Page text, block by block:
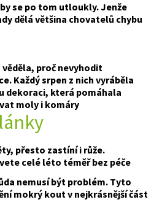
se po tom utloukly. Jenže
dělá většina chovatelů chybu
věděla, proč nevyhodit
Každý srpen z nich vyráběla
dekoraci, která pomáhala
moly i komáry
přesto zastíní i růže.
celé léto téměř bez péče
nemusí být problém. Tyto
mokrý kout v nejkrásnější část